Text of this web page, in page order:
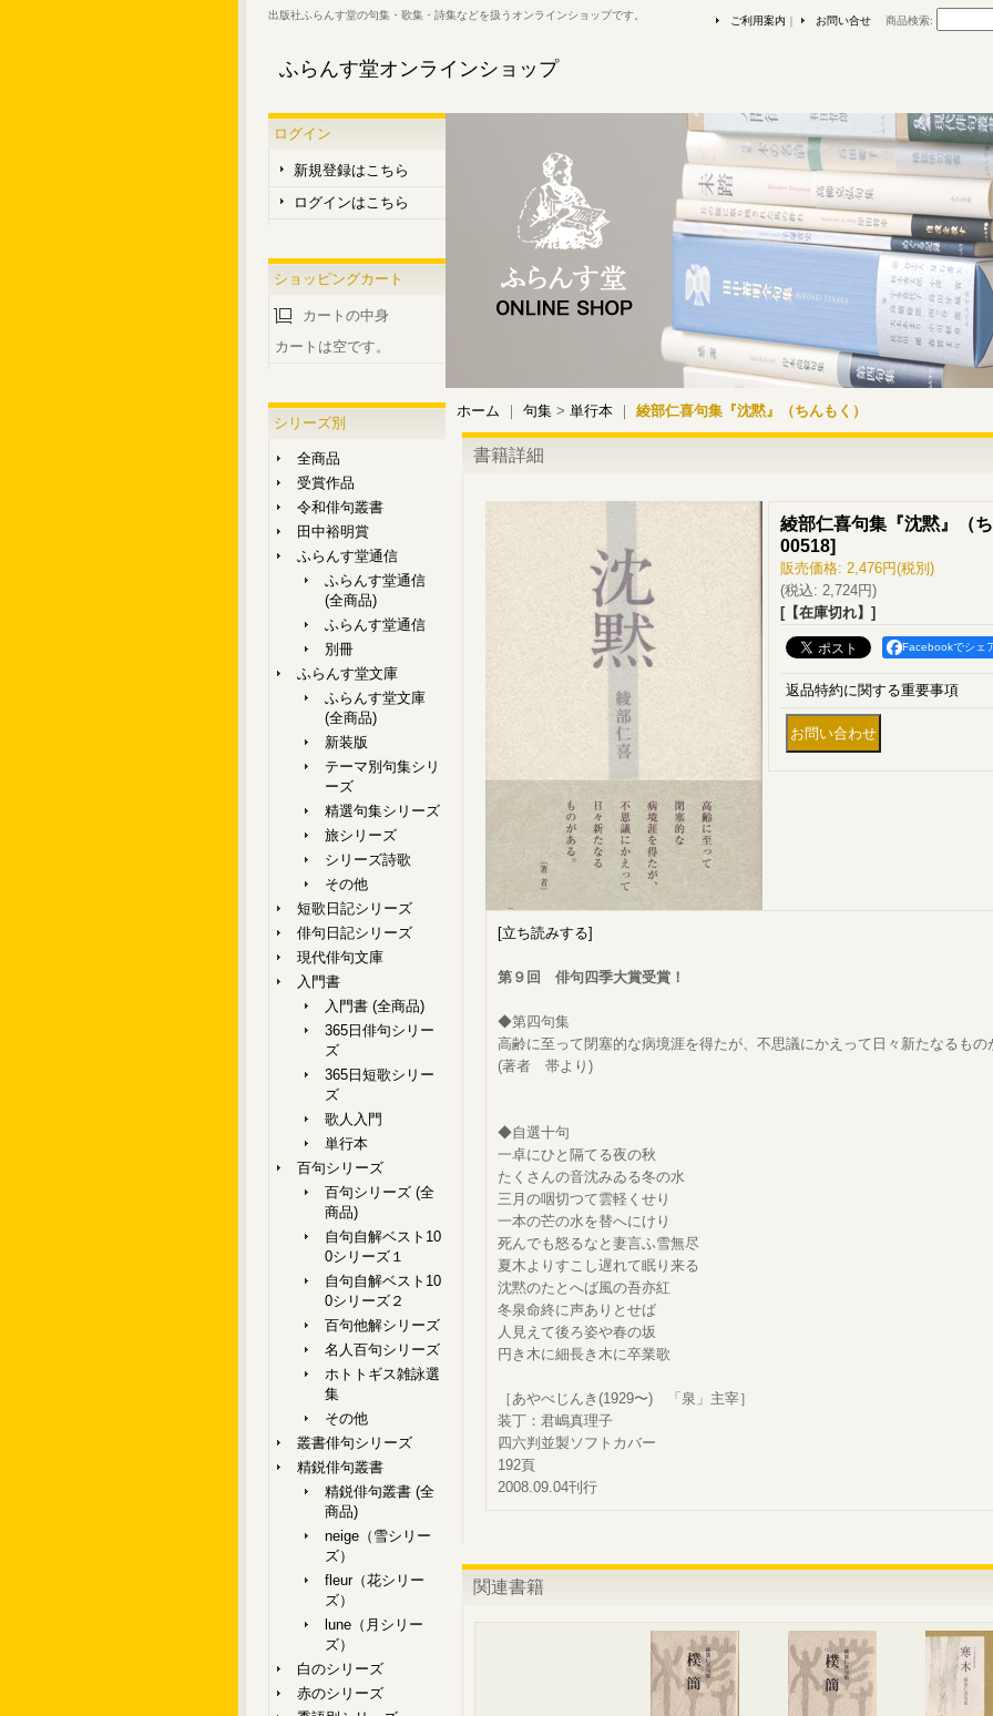
出版社ふらんす堂の句集・歌集・詩集などを扱うオンラインショップです。
ふらんす堂オンラインショップ
ご利用案内 お問い合せ 商品検索:
ログイン
新規登録はこちら
ログインはこちら
ショッピングカート
カートの中身
カートは空です。
シリーズ別
全商品
受賞作品
令和俳句叢書
田中裕明賞
ふらんす堂通信
ふらんす堂通信
(全商品)
ふらんす堂通信
別冊
ふらんす堂文庫
ふらんす堂文庫
(全商品)
新装版
テーマ別句集シリ
ーズ
精選句集シリーズ
旅シリーズ
シリーズ詩歌
その他
短歌日記シリーズ
俳句日記シリーズ
現代俳句文庫
入門書
入門書 (全商品)
365日俳句シリー
ズ
365日短歌シリー
ズ
歌人入門
単行本
百句シリーズ
百句シリーズ (全
商品)
自句自解ベスト10
0シリーズ１
自句自解ベスト10
0シリーズ２
百句他解シリーズ
名人百句シリーズ
ホトトギス雑詠選
集
その他
叢書俳句シリーズ
精鋭俳句叢書
精鋭俳句叢書 (全
商品)
neige（雪シリー
ズ）
fleur（花シリー
ズ）
lune（月シリー
ズ）
白のシリーズ
赤のシリーズ
ホーム ｜ 句集 > 単行本 ｜ 綾部仁喜句集『沈黙』（ちんもく）
書籍詳細
綾部仁喜句集『沈黙』（
00518]
販売価格: 2,476円(税別)
(税込: 2,724円)
[【在庫切れ】]
Facebookでシェ
返品特約に関する重要事項
[立ち読みする]
第９回 俳句四季大賞受賞！
◆第四句集
高齢に至って閉塞的な病境涯を得たが、不思議にかえって日々新たなるもの
(著者 帯より)
◆自選十句
一卓にひと隔てる夜の秋
たくさんの音沈みゐる冬の水
三月の咽切つて雲軽くせり
一本の芒の水を替へにけり
死んでも怒るなと妻言ふ雪無尽
夏木よりすこし遅れて眠り来る
沈黙のたとへば風の吾亦紅
冬泉命終に声ありとせば
人見えて後ろ姿や春の坂
円き木に細長き木に卒業歌
［あやべじんき(1929〜) 「泉」主宰］
装丁：君嶋真理子
四六判並製ソフトカバー
192頁
2008.09.04刊行
関連書籍